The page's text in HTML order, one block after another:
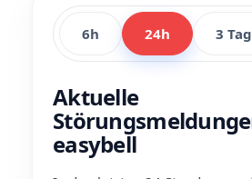
6h 24h 3
Aktuelle
easybell